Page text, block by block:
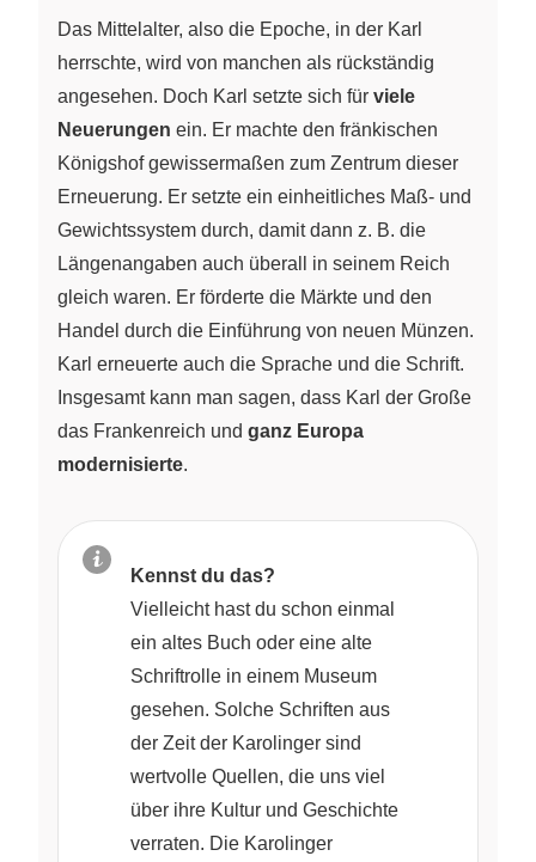
Das Mittelalter, also die Epoche, in der Karl
herrschte, wird von manchen als rückständig
angesehen. Doch Karl setzte sich für viele
Neuerungen ein. Er machte den fränkischen
Königshof gewissermaßen zum Zentrum dieser
Erneuerung. Er setzte ein einheitliches Maß- und
Gewichtssystem durch, damit dann z. B. die
Längenangaben auch überall in seinem Reich
gleich waren. Er förderte die Märkte und den
Handel durch die Einführung von neuen Münzen.
Karl erneuerte auch die Sprache und die Schrift.
Insgesamt kann man sagen, dass Karl der Große
das Frankenreich und ganz Europa
modernisierte.
Kennst du das?
Vielleicht hast du schon einmal
ein altes Buch oder eine alte
Schriftrolle in einem Museum
gesehen. Solche Schriften aus
der Zeit der Karolinger sind
wertvolle Quellen, die uns viel
über ihre Kultur und Geschichte
verraten. Die Karolinger